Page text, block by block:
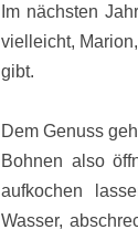
Im nächsten
vielleicht,
gibt.
Dem Genuss
Bohnen also
aufkochen
Wasser,